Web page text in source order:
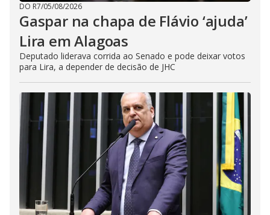
DO R7/05/08/2026
Gaspar na chapa de Flávio ‘ajuda’
Lira em Alagoas
Deputado liderava corrida ao Senado e pode deixar votos
para Lira, a depender de decisão de JHC